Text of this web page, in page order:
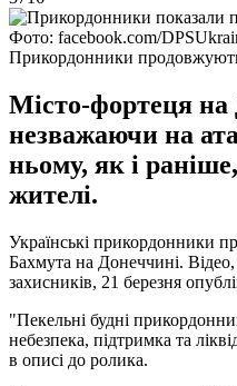
Фото: facebook.com/
Прикордонники
Місто-фортеця на
незважаючи на
ньому, як і
жителі.
Українські прикордонники
Бахмута на Донеччині.
захисників, 21 березня
"Пекельні будні
небезпека, підтримка та
в описі до ролика.